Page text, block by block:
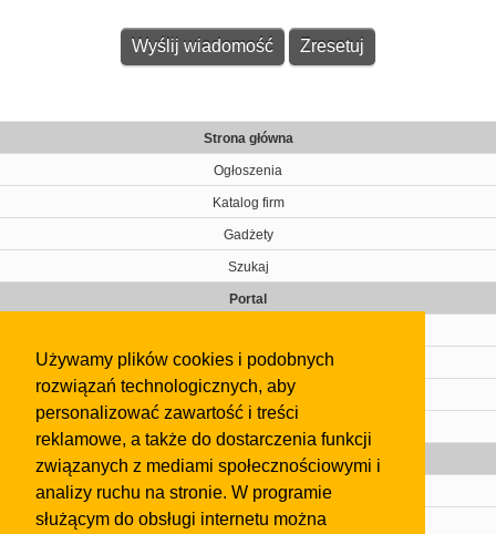
Używamy plików cookies i podobnych
rozwiązań technologicznych, aby
personalizować zawartość i treści
reklamowe, a także do dostarczenia funkcji
związanych z mediami społecznościowymi i
analizy ruchu na stronie. W programie
służącym do obsługi internetu można
Strona główna
Ogłoszenia
Katalog firm
Gadżety
Szukaj
Portal
Kontakt
Regulamin
Gazeta
Olkusz
Kontakt